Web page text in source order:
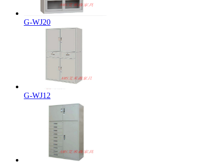
G-WJ20
G-WJ12